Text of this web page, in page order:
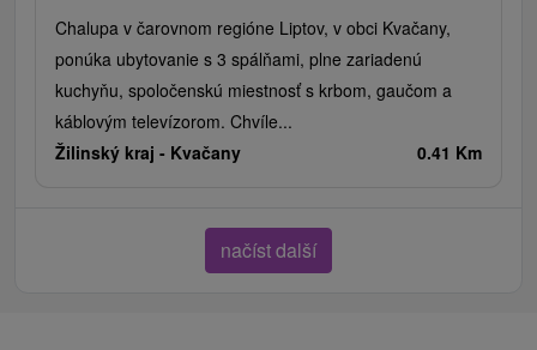
Chalupa v čarovnom regióne Liptov, v obci Kvačany,
ponúka ubytovanie s 3 spálňami, plne zariadenú
kuchyňu, spoločenskú miestnosť s krbom, gaučom a
káblovým televízorom. Chvíle...
Žilinský kraj - Kvačany 0.41 Km
načíst další